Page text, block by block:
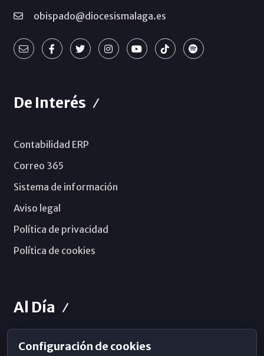
obispado@diocesismalaga.es
De Interés
Contabilidad ERP
Correo 365
Sistema de información
Aviso legal
Política de privacidad
Política de cookies
Al Día
Horarios de Misa
Configuración de cookies